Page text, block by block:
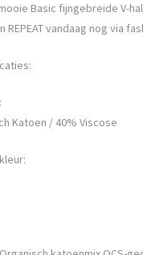
Basic fijngebreide V-
REPEAT vandaag nog via
Katoen / 40% Viscose